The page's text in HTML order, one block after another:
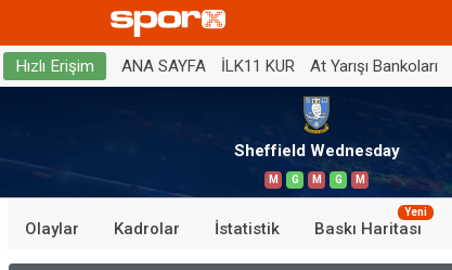
Hızlı Erişim ANA SAYFA İLK11 KUR At Yarışı Bankoları
Sheffield Wednesday
M G M G M
Olaylar Kadrolar İstatistik Baskı Haritası
Yeni